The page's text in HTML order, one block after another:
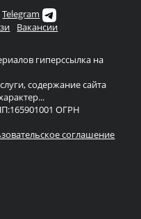
Telegram
Вакансии
гиперссылка на
содержание сайта
ОГРН
соглашение